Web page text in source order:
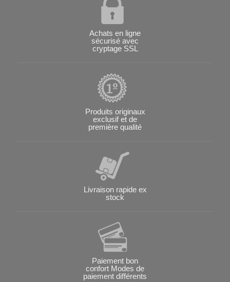
Achats en ligne
sécurisé avec
cryptage SSL
Produits originaux
exclusif et de
première qualité
Livraison rapide ex
stock
Paiement bon
confort Modes de
paiement différents